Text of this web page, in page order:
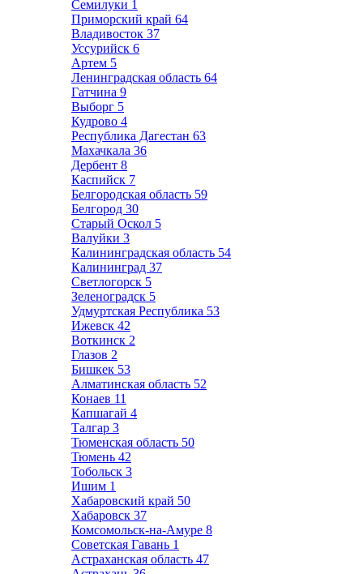
Семилуки 1
Приморский край 64
Владивосток 37
Уссурийск 6
Артем 5
Ленинградская область 64
Гатчина 9
Выборг 5
Кудрово 4
Республика Дагестан 63
Махачкала 36
Дербент 8
Каспийск 7
Белгородская область 59
Белгород 30
Старый Оскол 5
Валуйки 3
Калининградская область 54
Калининград 37
Светлогорск 5
Зеленоградск 5
Удмуртская Республика 53
Ижевск 42
Воткинск 2
Глазов 2
Бишкек 53
Алматинская область 52
Конаев 11
Капшагай 4
Талгар 3
Тюменская область 50
Тюмень 42
Тобольск 3
Ишим 1
Хабаровский край 50
Хабаровск 37
Комсомольск-на-Амуре 8
Советская Гавань 1
Астраханская область 47